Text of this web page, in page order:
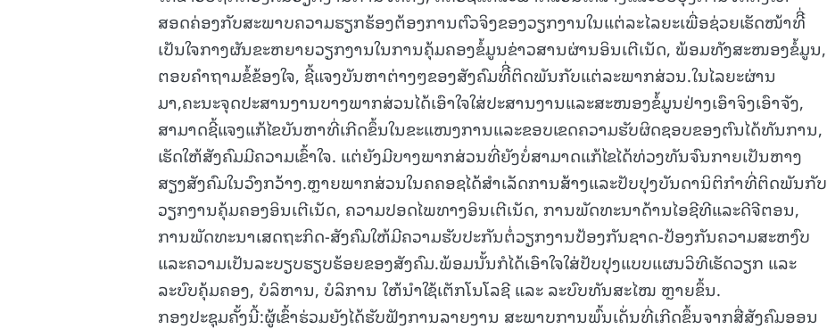
ສອດຄ່ອງກັບສະພາບຄວາມຮຽກຮ້ອງຕ້ອງການຕົວຈິງຂອງວຽກງານໃນແຕ່ລະໄລຍະເພື່ອຊ່ວຍເຮັດໜ້າທີີ່
ເປັນໃຈກາງຜັນຂະຫຍາຍວຽກງານໃນການຄຸ້ມຄອງຂໍ້ມູນຂ່າວສານຜ່ານອິນເຕີເນັດ, ພ້ອມທັງສະໜອງຂໍ້ມູນ,
ຕອບຄຳຖາມຂໍ້ຂ້ອງໃຈ, ຊີ້ແຈງບັນຫາຕ່າງໆຂອງສັງຄົມທີີ່ຕິດພັນກັບແຕ່ລະພາກສ່ວນ.ໃນໄລຍະຜ່ານ
ມາ,ຄະນະຈຸດປະສານງານບາງພາກສ່ວນໄດ້ເອົາໃຈໃສ່ປະສານງານແລະສະໜອງຂໍ້ມູນຢ່າງເອົາຈິງເອົາຈັງ,
ສາມາດຊີ້ແຈງແກ້ໄຂບັນຫາທີ່ເກີດຂຶ້ນໃນຂະແໜງການແລະຂອບເຂດຄວາມຮັບຜິດຊອບຂອງຕົນໄດ້ທັນການ,
ເຮັດໃຫ້ສັງຄົມມີຄວາມເຂົ້າໃຈ. ແຕ່ຍັງມີບາງພາກສ່ວນທີ່ຍັງບໍ່ສາມາດແກ້ໄຂໄດ້ທ່ວງທັນຈົນກາຍເປັນຫາງ
ສຽງສັງຄົມໃນວົງກວ້າງ.ຫຼາຍພາກສ່ວນໃນຄຄອຊໄດ້ສຳເລັດການສ້າງແລະປັບປຸງບັນດານິຕິກຳທີ່ຕິດພັນກັບ
ວຽກງານຄຸ້ມຄອງອິນເຕີເນັດ, ຄວາມປອດໄພທາງອິນເຕີເນັດ, ການພັດທະນາດ້ານໄອຊີທີແລະດີຈີຕອນ,
ການພັດທະນາເສດຖະກິດ-ສັງຄົມໃຫ້ມີຄວາມຮັບປະກັນຕໍ່ວຽກງານປ້ອງກັນຊາດ-ປ້ອງກັນຄວາມສະຫງົບ
ແລະຄວາມເປັນລະບຽບຮຽບຮ້ອຍຂອງສັງຄົມ.ພ້ອມນັ້ນກໍໄດ້ເອົາໃຈໃສ່ປັບປຸງແບບແຜນວິທີເຮັດວຽກ ແລະ
ລະບົບຄຸ້ມຄອງ, ບໍລິຫານ, ບໍລິການ ໃຫ້ນຳໃຊ້ເຕັກໂນໂລຊີ ແລະ ລະບົບທັນສະໄໝ ຫຼາຍຂຶ້ນ.
ກອງປະຊຸມຄັ້ງນີ້:ຜູ້ເຂົ້າຮ່ວມຍັງໄດ້ຮັບຟັງການລາຍງານ ສະພາບການພົ້ນເດັ່ນທີ່ເກີດຂຶ້ນຈາກສື່ສັງຄົມອອນ